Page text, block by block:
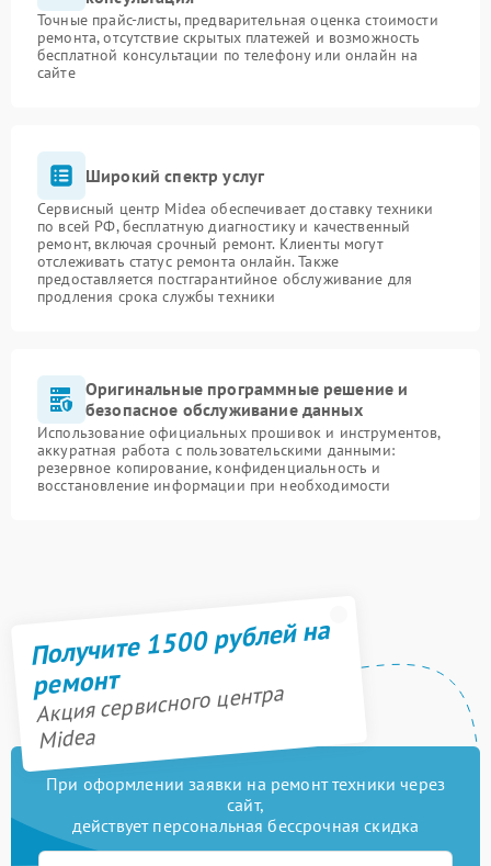
Точные прайс-листы, предварительная оценка стоимости
ремонта, отсутствие скрытых платежей и возможность
бесплатной консультации по телефону или онлайн на
сайте
Широкий спектр услуг
Сервисный центр Midea обеспечивает доставку техники
по всей РФ, бесплатную диагностику и качественный
ремонт, включая срочный ремонт. Клиенты могут
отслеживать статус ремонта онлайн. Также
предоставляется постгарантийное обслуживание для
продления срока службы техники
Оригинальные программные решение и
безопасное обслуживание данных
Использование официальных прошивок и инструментов,
аккуратная работа с пользовательскими данными:
резервное копирование, конфиденциальность и
восстановление информации при необходимости
Получите 1500 рублей на
ремонт
Акция сервисного центра
Midea
При оформлении заявки на ремонт техники через
сайт,
действует персональная бессрочная скидка